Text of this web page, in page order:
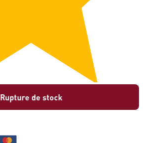
Rupture de stock